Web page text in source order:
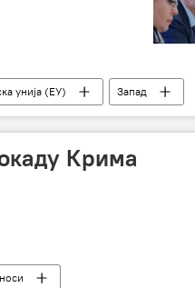
унија (ЕУ) Запад
Крима